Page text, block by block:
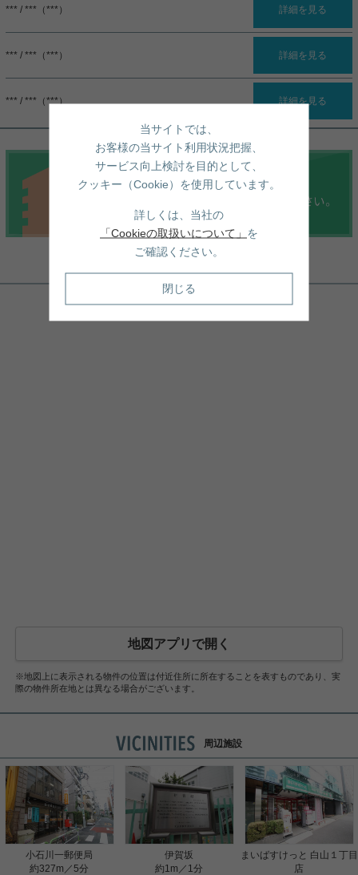
*** / ***（***） 詳細を見る
*** / ***（***） 詳細を見る
*** / ***（***） 詳細を見る
地図アプリで開く
※地図上に表示される物件の位置は付近住所に所在することを表すものであり、実
際の物件所在地とは異なる場合がございます。
周辺施設
小石川一郵便局
約327m／5分
伊賀坂
約1m／1分
まいばすけっと 白山１丁目
店
当サイトでは、
お客様の当サイト利用状況把握、
サービス向上検討を目的として、
クッキー（Cookie）を使用しています。
詳しくは、当社の
「Cookieの取扱いについて」 を
ご確認ください。
閉じる